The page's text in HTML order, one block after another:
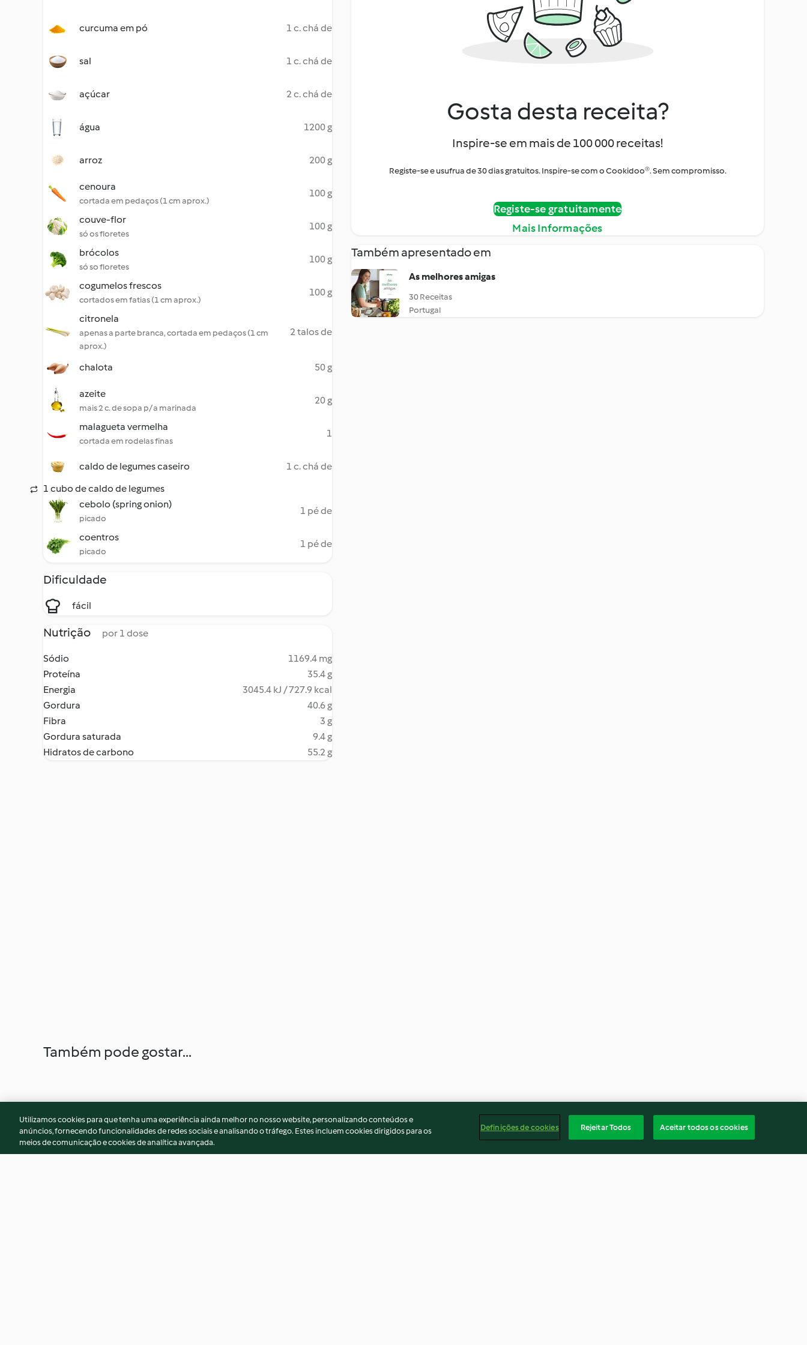
curcuma em pó 1 c. chá de
sal 1 c. chá de
açúcar 2 c. chá de
água 1200 g
arroz 200 g
cenoura
cortada em pedaços (1 cm aprox.)
100 g
couve-flor
só os floretes
100 g
brócolos
só so floretes
100 g
cogumelos frescos
cortados em fatias (1 cm aprox.)
100 g
citronela
apenas a parte branca, cortada em pedaços (1 cm
aprox.)
2 talos de
chalota 50 g
azeite
mais 2 c. de sopa p/ a marinada
20 g
malagueta vermelha
cortada em rodelas finas
1
caldo de legumes caseiro
1 c. chá de
1 cubo de caldo de legumes
cebolo (spring onion)
picado
1 pé de
coentros
picado
1 pé de
Dificuldade
fácil
Nutrição por 1 dose
Sódio
1169.4 mg
Proteína
35.4 g
Energia
3045.4 kJ / 727.9 kcal
Gordura
40.6 g
Fibra
3 g
Gordura saturada
9.4 g
Hidratos de carbono
55.2 g
Gosta desta receita?
Inspire-se em mais de 100 000 receitas!
Registe-se e usufrua de 30 dias gratuitos. Inspire-se com o Cookidoo®. Sem compromisso.
Registe-se gratuitamente
Mais Informações
Também apresentado em
As melhores amigas
30 Receitas
Portugal
Também pode gostar...
Utilizamos cookies para que tenha uma experiência ainda melhor no nosso website, personalizando conteúdos e
anúncios, fornecendo funcionalidades de redes sociais e analisando o tráfego. Estes incluem cookies dirigidos para os
meios de comunicação e cookies de analítica avançada.
Definições de cookies Rejeitar Todos Aceitar todos os cookies